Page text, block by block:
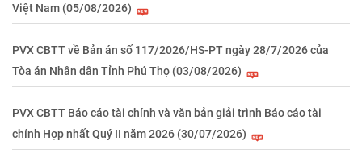
Việt Nam (05/08/2026)
PVX CBTT về Bản án số 117/2026/HS-PT ngày 28/7/2026 của
Tòa án Nhân dân Tỉnh Phú Thọ (03/08/2026)
PVX CBTT Báo cáo tài chính và văn bản giải trình Báo cáo tài
chính Hợp nhất Quý II năm 2026 (30/07/2026)